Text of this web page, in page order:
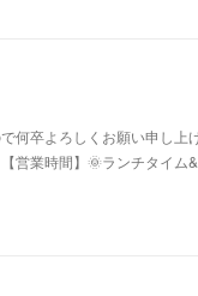
何卒よろしくお願い申し上
営業時間】🌞ランチタイム